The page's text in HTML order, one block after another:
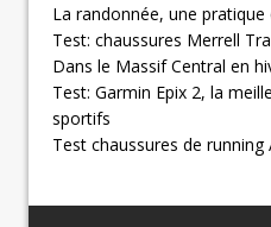
La randonnée, une pratique
Test: chaussures Merrell
Dans le Massif Central en
Test: Garmin Epix 2, la
sportifs
Test chaussures de running